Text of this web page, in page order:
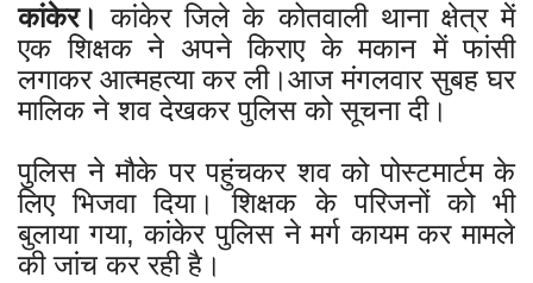
कांकेर।कांकेर जिले के कोतवाली थाना क्षेत्र में
एक शिक्षक ने अपने किराए के मकान में फांसी
लगाकर आत्महत्या कर ली।आज मंगलवार सुबह घर
मालिक ने शव देखकर पुलिस को सूचना दी।
पुलिस ने मौके पर पहुंचकर शव को पोस्टमार्टम के
लिए भिजवा दिया। शिक्षक के परिजनों को भी
बुलाया गया, कांकेर पुलिस ने मर्ग कायम कर मामले
की जांच कर रही है।